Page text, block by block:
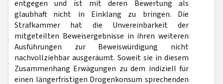
entgegen und ist mit deren Bewertung als
glaubhaft nicht in Einklang zu bringen. Die
Strafkammer hat die Unvereinbarkeit der
mitgeteilten Beweisergebnisse in ihren weiteren
Ausführungen zur Beweiswürdigung nicht
nachvollziehbar ausgeräumt. Soweit sie in diesem
Zusammenhang Erwägungen zu dem indiziell für
einen längerfristigen Drogenkonsum sprechenden